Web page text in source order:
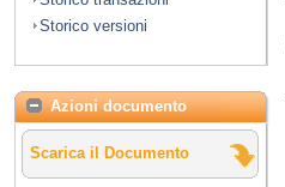
Storico versioni
Azioni documento
Scarica il Documento